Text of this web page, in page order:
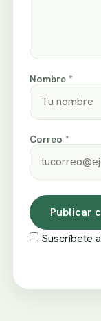
Nombre *
Correo *
Suscríbete